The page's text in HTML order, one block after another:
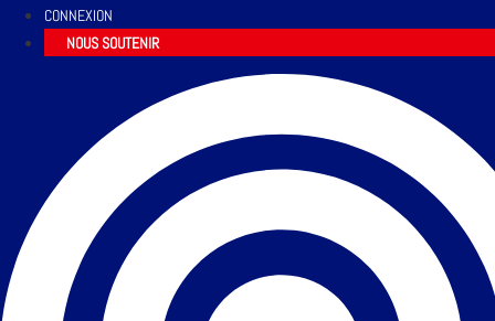
CONNEXION
NOUS SOUTENIR